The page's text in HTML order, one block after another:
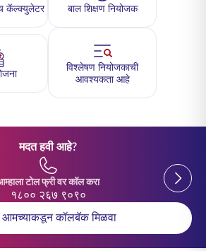
कॅल्क्युलेटर बाल शिक्षण नियोजक
विश्लेषण नियोजकाची
आवश्यकता आहे
मदत हवी आहे?
टोल फ्री वर कॉल करा
१८०० २६७ ९०९०
Previous
आमच्याकडून कॉलबॅक मिळवा